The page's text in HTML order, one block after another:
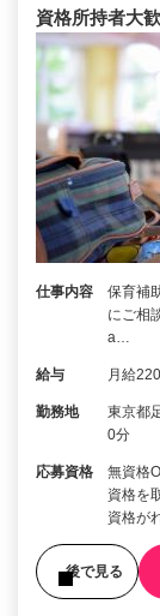
資格所持者大
仕事内容
保育補
にご相
a…
給与 月給
勤務地
東京都
0分
応募資格
無資格
資格を
資格が
後で見る